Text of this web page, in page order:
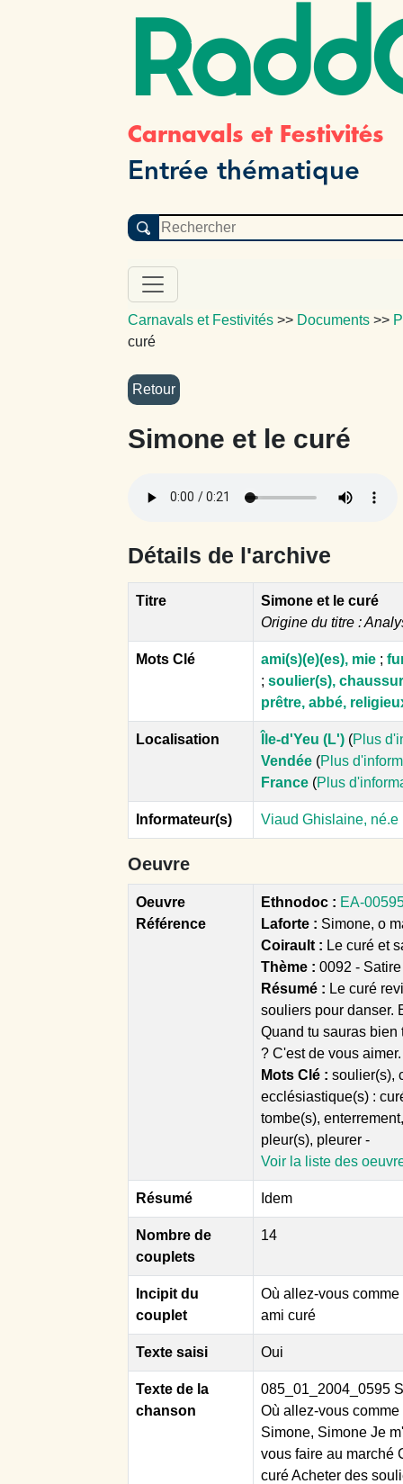
Carnavals et Festivités
Entrée thématique
Carnavals et Festivités >> Documents >>
curé
Simone et le curé
Détails de l'archive
Titre
Simone et le curé
Origine du titre :
Mots Clé ami(s)(e)(es), mie ;
; soulier(s),
prêtre, abbé,
Localisation Île-d'Yeu (L') (Plus
Vendée (Plus
France (Plus
Informateur(s) Viaud Ghislaine, né.e
Oeuvre
Oeuvre
Référence
Ethnodoc : EA-
Laforte : Simone, o
Coirault : Le curé et
Thème : 0092 -
Résumé : Le curé
souliers pour danser.
Quand tu sauras bien
? C'est de vous aimer.
Mots Clé : soulier(s),
ecclésiastique(s) :
tombe(s),
pleur(s), pleurer -
Voir la liste des
Résumé Idem
Nombre de
couplets
14
Incipit du
couplet
Où allez-vous
ami curé
Texte saisi Oui
Texte de la
chanson
085_01_2004_0595
Où allez-vous
Simone, Simone Je
vous faire au marché
curé Acheter des